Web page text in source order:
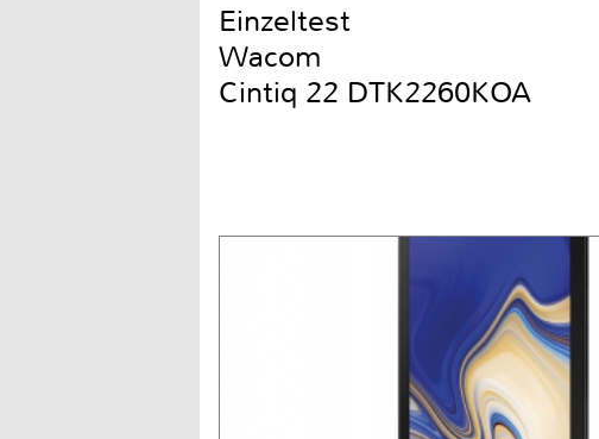
Einzeltest
Wacom
Cintiq 22 DTK2260KOA